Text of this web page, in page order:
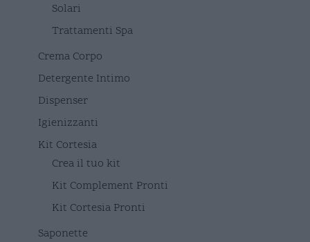
Solari
Trattamenti Spa
Crema Corpo
Detergente Intimo
Dispenser
Igienizzanti
Kit Cortesia
Crea il tuo kit
Kit Complement Pronti
Kit Cortesia Pronti
Saponette